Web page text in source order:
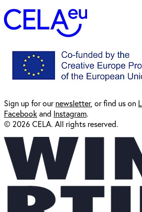
Sign up for ournewsletter, or find us on
Facebookand Instagram.
© 2026 CELA. All rights reserved.